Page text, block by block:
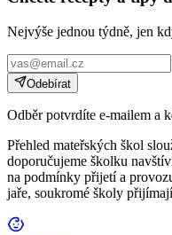
Nejvýše jednou týdně, jen
Odebírat
Odběr potvrdíte e-mailem a
Přehled mateřských škol
doporučujeme školku
na podmínky přijetí a
jaře, soukromé školy